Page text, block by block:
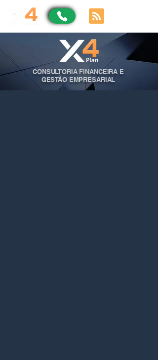
CONSULTORIA FINANCEIRA E
GESTÃO EMPRESARIAL